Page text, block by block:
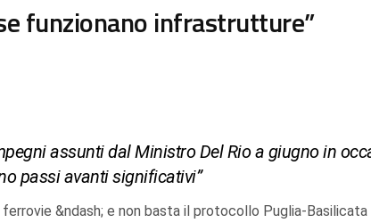
funzionano infrastrutture”
assunti dal Ministro Del Rio a giugno in
passi avanti significativi”
&ndash; e non basta il protocollo Puglia-Basilicata